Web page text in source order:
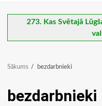
273. Kas Svētajā
Sākums bezdarbnieki
bezdarbnieki